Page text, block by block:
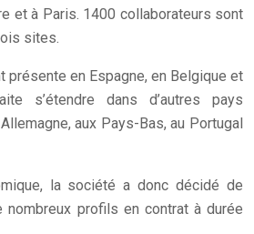
et à Paris. 1400 collaborateurs sont
sites.
présente en Espagne, en Belgique et
s’étendre dans d’autres pays
aux Pays-Bas, au Portugal
la société a donc décidé de
nombreux profils en contrat à durée